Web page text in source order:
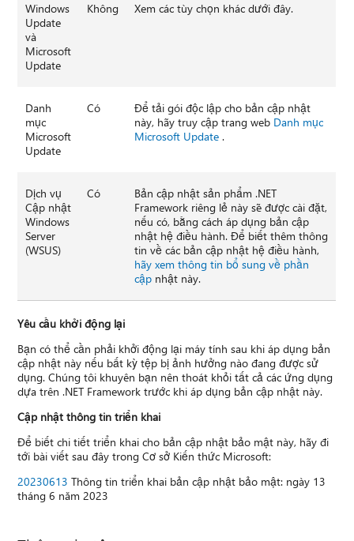
Windows
Update
và
Microsoft
Update
Không Xem các tùy chọn khác dưới đây.
Danh
mục
Microsoft
Update
Có
Để tải gói độc lập cho bản cập nhật
này, hãy truy cập trang web Danh mục
Microsoft Update .
Dịch vụ
Cập nhật
Windows
Server
(WSUS)
Có
Bản cập nhật sản phẩm .NET
Framework riêng lẻ này sẽ được cài đặt,
nếu có, bằng cách áp dụng bản cập
nhật hệ điều hành. Để biết thêm thông
tin về các bản cập nhật hệ điều hành,
hãy xem thông tin bổ sung về phần
cập nhật này.
Yêu cầu khởi động lại
Bạn có thể cần phải khởi động lại máy tính sau khi áp dụng bản
cập nhật này nếu bất kỳ tệp bị ảnh hưởng nào đang được sử
dụng. Chúng tôi khuyên bạn nên thoát khỏi tất cả các ứng dụng
dựa trên .NET Framework trước khi áp dụng bản cập nhật này.
Cập nhật thông tin triển khai
Để biết chi tiết triển khai cho bản cập nhật bảo mật này, hãy đi
tới bài viết sau đây trong Cơ sở Kiến thức Microsoft:
20230613 Thông tin triển khai bản cập nhật bảo mật: ngày 13
tháng 6 năm 2023